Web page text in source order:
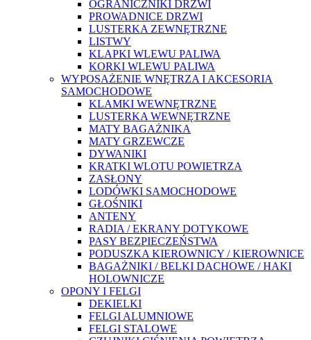
OGRANICZNIKI DRZWI
PROWADNICE DRZWI
LUSTERKA ZEWNĘTRZNE
LISTWY
KLAPKI WLEWU PALIWA
KORKI WLEWU PALIWA
WYPOSAŻENIE WNĘTRZA I AKCESORIA
SAMOCHODOWE
KLAMKI WEWNĘTRZNE
LUSTERKA WEWNĘTRZNE
MATY BAGAŻNIKA
MATY GRZEWCZE
DYWANIKI
KRATKI WLOTU POWIETRZA
ZASŁONY
LODÓWKI SAMOCHODOWE
GŁOŚNIKI
ANTENY
RADIA / EKRANY DOTYKOWE
PASY BEZPIECZEŃSTWA
PODUSZKA KIEROWNICY / KIEROWNICE
BAGAŻNIKI / BELKI DACHOWE / HAKI
HOLOWNICZE
OPONY I FELGI
DEKIELKI
FELGI ALUMNIOWE
FELGI STALOWE